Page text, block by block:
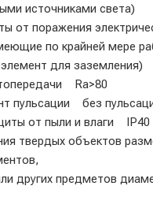
источниками света)
от поражения
по крайней мере
для заземления)
Ra>80
пульсации без
от пыли и влаги
твердых объектов
других предметов